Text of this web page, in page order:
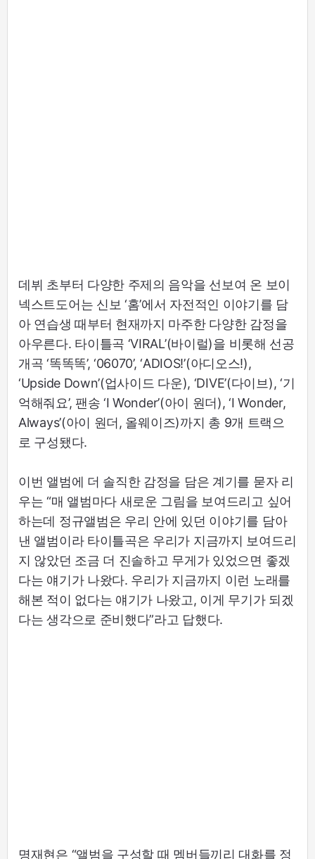
데뷔 초부터 다양한 주제의 음악을 선보여 온 보이
넥스트도어는 신보 ‘홈’에서 자전적인 이야기를 담
아 연습생 때부터 현재까지 마주한 다양한 감정을
아우른다. 타이틀곡 ‘VIRAL’(바이럴)을 비롯해 선공
개곡 ‘똑똑똑’, ‘06070’, ‘ADIOS!’(아디오스!),
‘Upside Down’(업사이드 다운), ‘DIVE’(다이브), ‘기
억해줘요’, 팬송 ‘I Wonder’(아이 원더), ‘I Wonder,
Always’(아이 원더, 올웨이즈)까지 총 9개 트랙으
로 구성됐다.
이번 앨범에 더 솔직한 감정을 담은 계기를 묻자 리
우는 “매 앨범마다 새로운 그림을 보여드리고 싶어
하는데 정규앨범은 우리 안에 있던 이야기를 담아
낸 앨범이라 타이틀곡은 우리가 지금까지 보여드리
지 않았던 조금 더 진솔하고 무게가 있었으면 좋겠
다는 얘기가 나왔다. 우리가 지금까지 이런 노래를
해본 적이 없다는 얘기가 나왔고, 이게 무기가 되겠
다는 생각으로 준비했다”라고 답했다.
명재현은 “앨범을 구성할 때 멤버들끼리 대화를 정